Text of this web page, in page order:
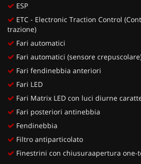
ESP
ETC - Electronic Traction Control
trazione)
Fari automatici
Fari automatici (sensore
Fari fendinebbia anteriori
Fari LED
Fari Matrix LED con luci diurne
Fari posteriori antinebbia
Fendinebbia
Filtro antiparticolato
Finestrini con chiusuraapertura one-